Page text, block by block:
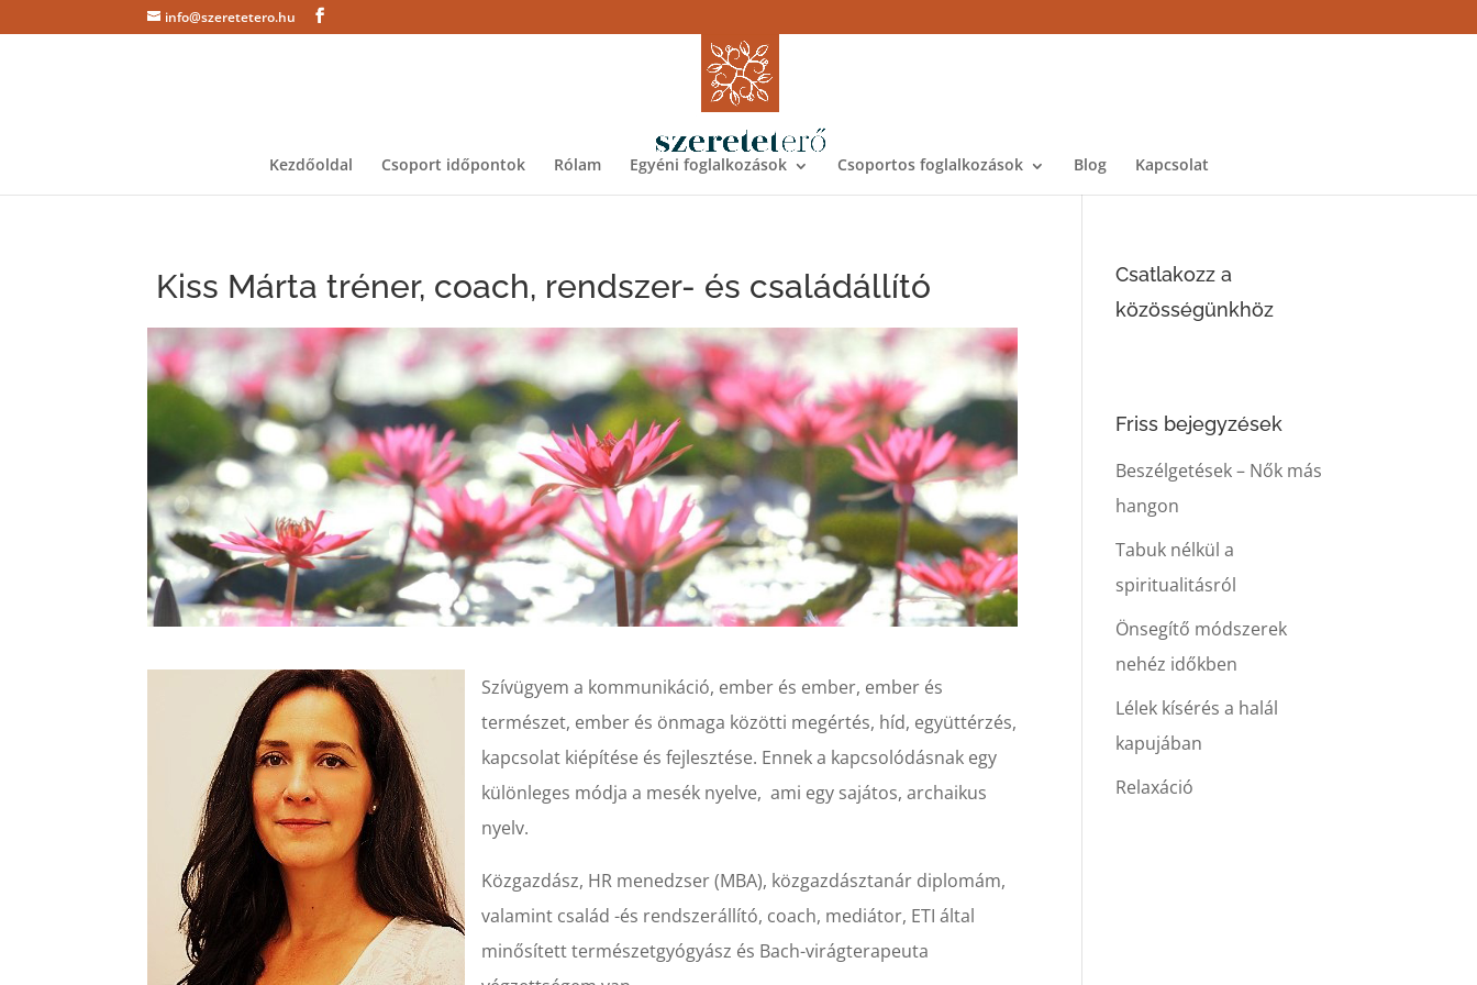
info@szeretetero.hu
Kezdőoldal Csoport időpontok Rólam Egyéni foglalkozások Csoportos foglalkozások Blog Kapcsolat
Kiss Márta tréner, coach, rendszer- és családállító
Szívügyem a kommunikáció, ember és ember, ember és
természet, ember és önmaga közötti megértés, híd, együttérzés,
kapcsolat kiépítése és fejlesztése. Ennek a kapcsolódásnak egy
különleges módja a mesék nyelve, ami egy sajátos, archaikus
nyelv.
Közgazdász, HR menedzser (MBA), közgazdásztanár diplomám,
valamint család -és rendszerállító, coach, mediátor, ETI által
minősített természetgyógyász és Bach-virágterapeuta
Csatlakozz a
közösségünkhöz
Friss bejegyzések
Beszélgetések – Nők más
hangon
Tabuk nélkül a
spiritualitásról
Önsegítő módszerek
nehéz időkben
Lélek kísérés a halál
kapujában
Relaxáció